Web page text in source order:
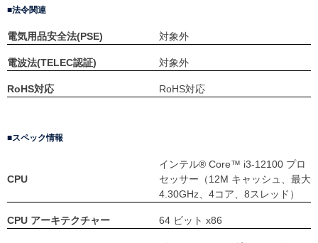
法令関連
電気用品安全法(PSE) 対象外
電波法(TELEC認証) 対象外
RoHS対応 RoHS対応
スペック情報
CPU
インテル® Core™ i3-12100 プロ
セッサー（12M キャッシュ、最大
4.30GHz、4コア、8スレッド）
CPU アーキテクチャー 64 ビット x86